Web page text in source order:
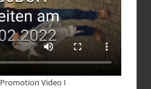
Promotion Video I